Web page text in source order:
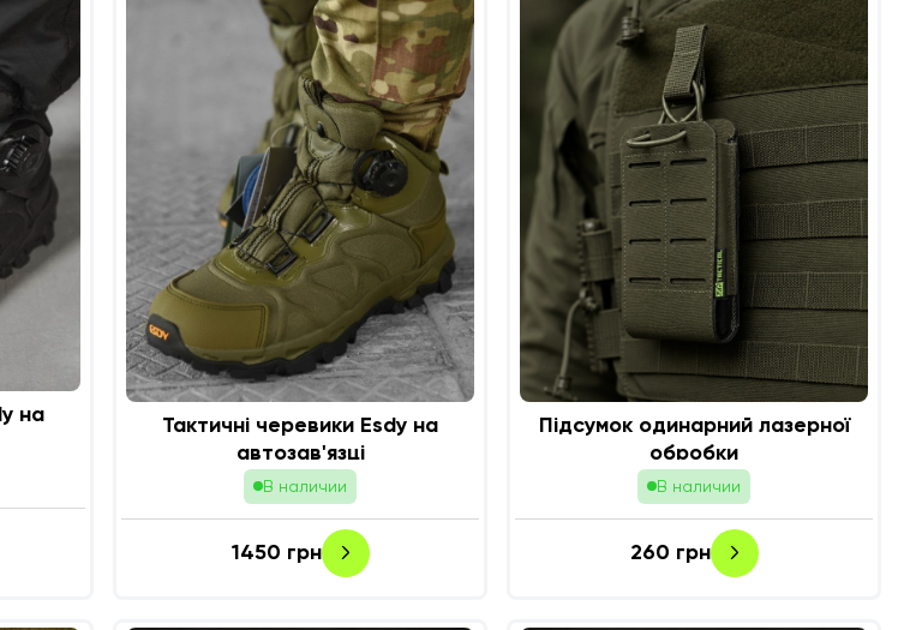
на
Тактичні черевики Esdy на
автозав'язці
В наличии
1450 грн
Підсумок одинарний лазерної
обробки
В наличии
260 грн